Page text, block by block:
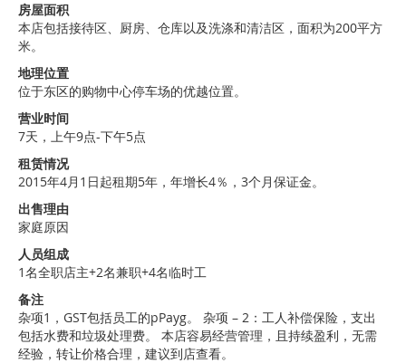
房屋面积
本店包括接待区、厨房、仓库以及洗涤和清洁区，面积为200平方
米。
地理位置
位于东区的购物中心停车场的优越位置。
营业时间
7天，上午9点-下午5点
租赁情况
2015年4月1日起租期5年，年增长4％，3个月保证金。
出售理由
家庭原因
人员组成
1名全职店主+2名兼职+4名临时工
备注
杂项1，GST包括员工的pPayg。 杂项 – 2：工人补偿保险，支出
包括水费和垃圾处理费。 本店容易经营管理，且持续盈利，无需
经验，转让价格合理，建议到店查看。